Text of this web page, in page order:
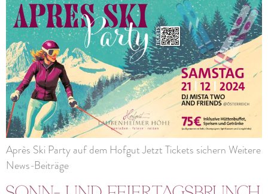
Après Ski Party auf dem Hofgut Jetzt Tickets sichern Weitere
News-Beiträge